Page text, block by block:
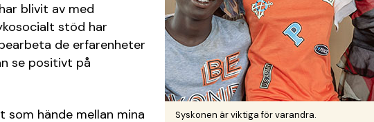
Syskonen är viktiga för varandra.
blivit av med
stöd har
de erfarenheter
se positivt på
som hände mellan mina